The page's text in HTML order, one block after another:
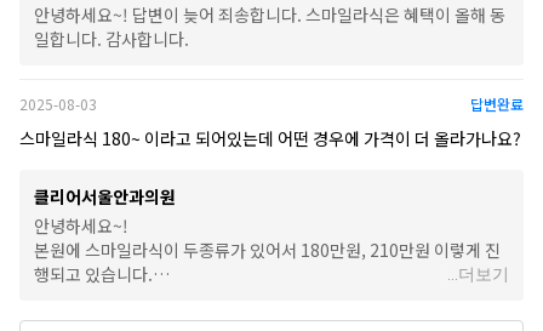
안녕하세요~! 답변이 늦어 죄송합니다. 스마일라식은 혜택이 올해 동
일합니다. 감사합니다.
2025-08-03 답변완료
스마일라식 180~ 이라고 되어있는데 어떤 경우에 가격이 더 올라가나요?
클리어서울안과의원
안녕하세요~!
본원에 스마일라식이 두종류가 있어서 180만원, 210만원 이렇게 진
행되고 있습니다.
더보기